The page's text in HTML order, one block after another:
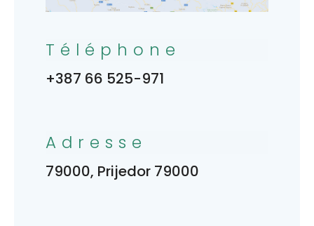
Téléphone
+387 66 525-971
Adresse
79000, Prijedor 79000